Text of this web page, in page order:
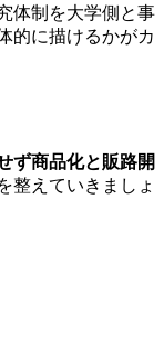
体制を大学側と事
的に描けるかがカ
ず商品化と販路開
整えていきましょ